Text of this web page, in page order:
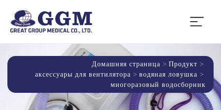
Домашняя страница
Продукт
аксессуары для вентилятора
водяная ловушка
многоразовый водосборник